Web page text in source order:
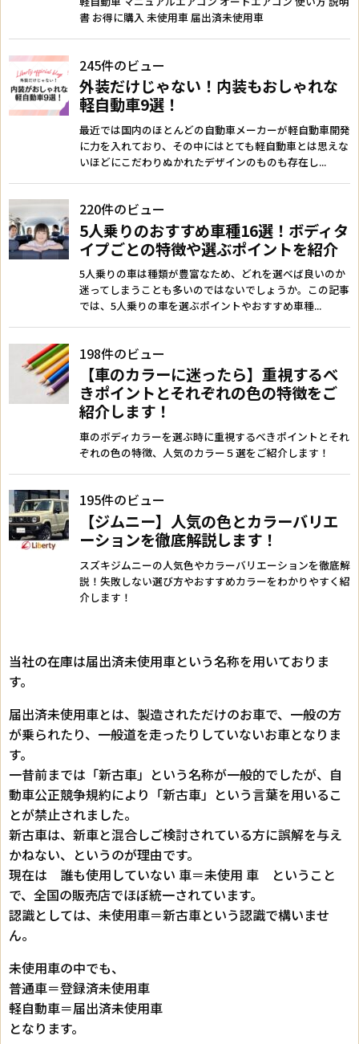
当社の在庫は届出済未使用車という名称を用いておりま
す。
届出済未使用車とは、製造されただけのお車で、一般の方
が乗られたり、一般道を走ったりしていないお車となりま
す。
一昔前までは「新古車」という名称が一般的でしたが、自
動車公正競争規約により「新古車」という言葉を用いるこ
とが禁止されました。
新古車は、新車と混合しご検討されている方に誤解を与え
かねない、というのが理由です。
現在は 誰も使用していない 車＝未使用 車 ということ
で、全国の販売店でほぼ統一されています。
認識としては、未使用車＝新古車という認識で構いませ
ん。
未使用車の中でも、
普通車＝登録済未使用車
軽自動車＝届出済未使用車
となります。